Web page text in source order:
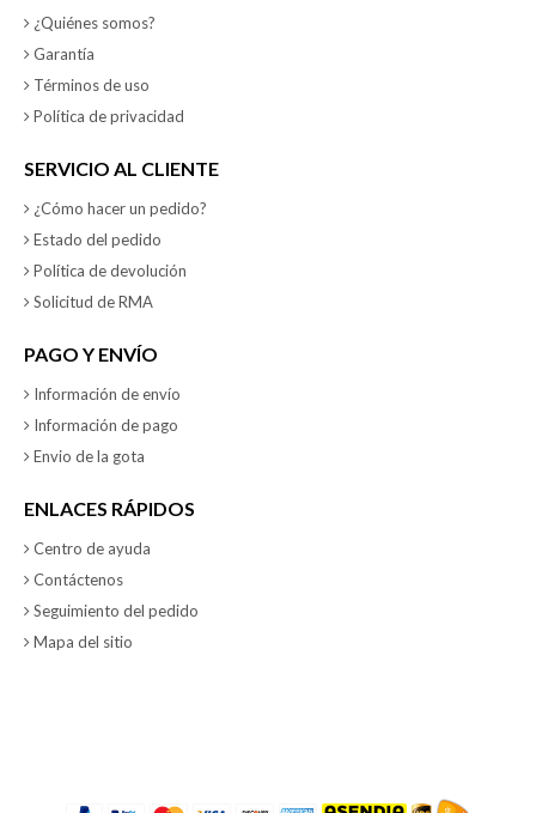
¿Quiénes somos?
Garantía
Términos de uso
Política de privacidad
SERVICIO AL CLIENTE
¿Cómo hacer un pedido?
Estado del pedido
Política de devolución
Solicitud de RMA
PAGO Y ENVÍO
Información de envío
Información de pago
Envio de la gota
ENLACES RÁPIDOS
Centro de ayuda
Contáctenos
Seguimiento del pedido
Mapa del sitio